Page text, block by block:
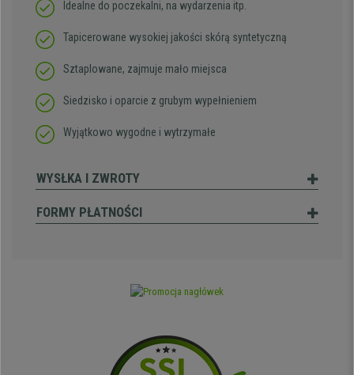
Idealne do poczekalni, na wydarzenia itp.
Tapicerowane wysokiej jakości skórą syntetyczną
Sztaplowane, zajmuje mało miejsca
Siedzisko i oparcie z grubym wypełnieniem
Wyjątkowo wygodne i wytrzymałe
WYSŁKA I ZWROTY
FORMY PŁATNOŚCI